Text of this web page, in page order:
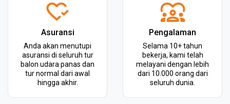
Asuransi
Anda akan menutupi
asuransi di seluruh tur
balon udara panas dan
tur normal dari awal
hingga akhir.
Pengalaman
Selama 10+ tahun
bekerja, kami telah
melayani dengan lebih
dari 10.000 orang dari
seluruh dunia.